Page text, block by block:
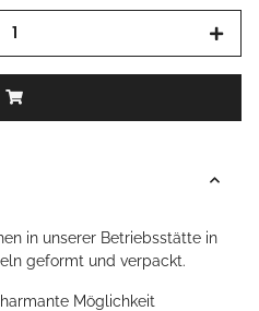
in unserer Betriebsstätte in
geformt und verpackt.
Möglichkeit